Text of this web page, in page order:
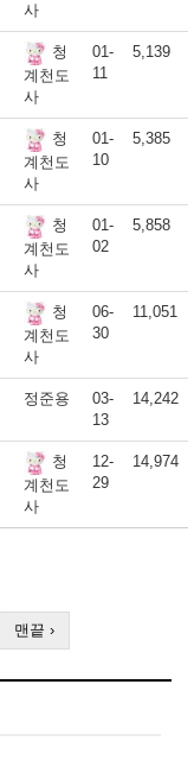
사
청
계천도
사
01-
11
5,139
청
계천도
사
01-
10
5,385
청
계천도
사
01-
02
5,858
청
계천도
사
06-
30
11,051
정준용
03-
13
14,242
청
계천도
사
12-
29
14,974
맨끝 ›